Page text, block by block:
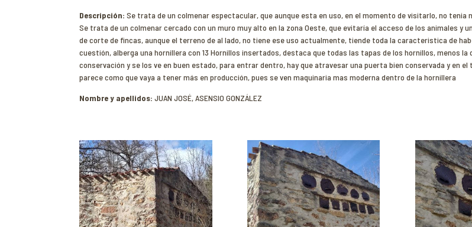
Descripción:Se trata de un colmenar espectacular, que aunque esta en uso, en el momento de visitarlo, no
Se trata de un colmenar cercado con un muro muy alto en la zona Oeste, que evitaría el acceso de los animales y
de corte de fincas, aunque el terreno de al lado, no tiene ese uso actualmente, tiende toda la caracteristica de
cuestión, alberga una hornillera con 13 Hornillos insertados, destaca que todas las tapas de los hornillos, menos
conservación y se los ve en buen estado, para entrar dentro, hay que atravesar una puerta bien conservada y en
parece como que vaya a tener más en producción, pues se ven maquinaria mas moderna dentro de la hornillera
Nombre y apellidos:JUAN JOSÉ, ASENSIO GONZÁLEZ